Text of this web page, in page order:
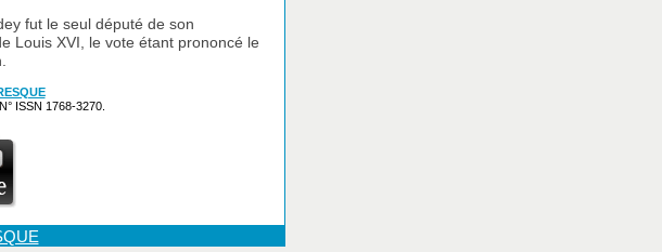
fut le seul député de son
Louis XVI, le vote étant prononcé le
ISSN 1768-3270.